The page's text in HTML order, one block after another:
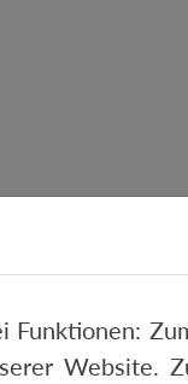
Funktionen:
Website.